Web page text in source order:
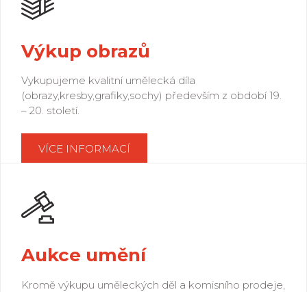
Výkup obrazů
Vykupujeme kvalitní umělecká díla
(obrazy,kresby,grafiky,sochy) především z období 19.
– 20. století.
VÍCE INFORMACÍ
Aukce umění
Kromě výkupu uměleckých děl a komisního prodeje,